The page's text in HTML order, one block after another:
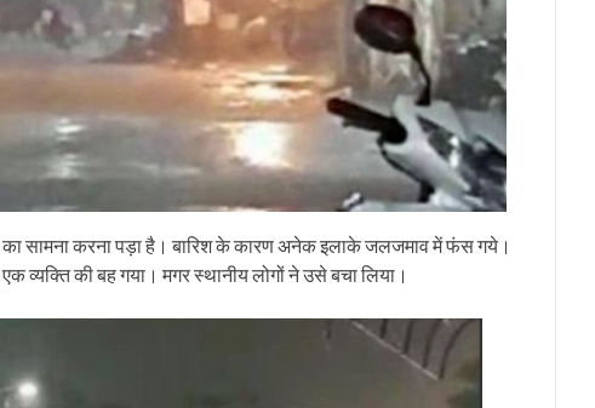
सामना करना पड़ा है। बारिश के कारण अनेक इलाके जलजमाव में फंस गये।
व्यक्ति की बह गया। मगर स्थानीय लोगों ने उसे बचा लिया।